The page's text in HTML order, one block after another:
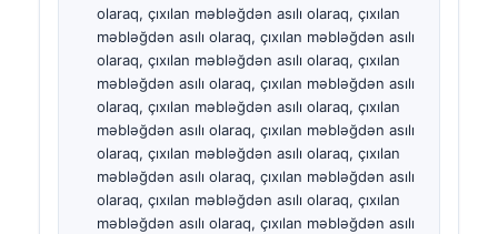
සිංහල
অসমীয়া
Galego
Latviešu valoda
Македонски јазик
Euskara